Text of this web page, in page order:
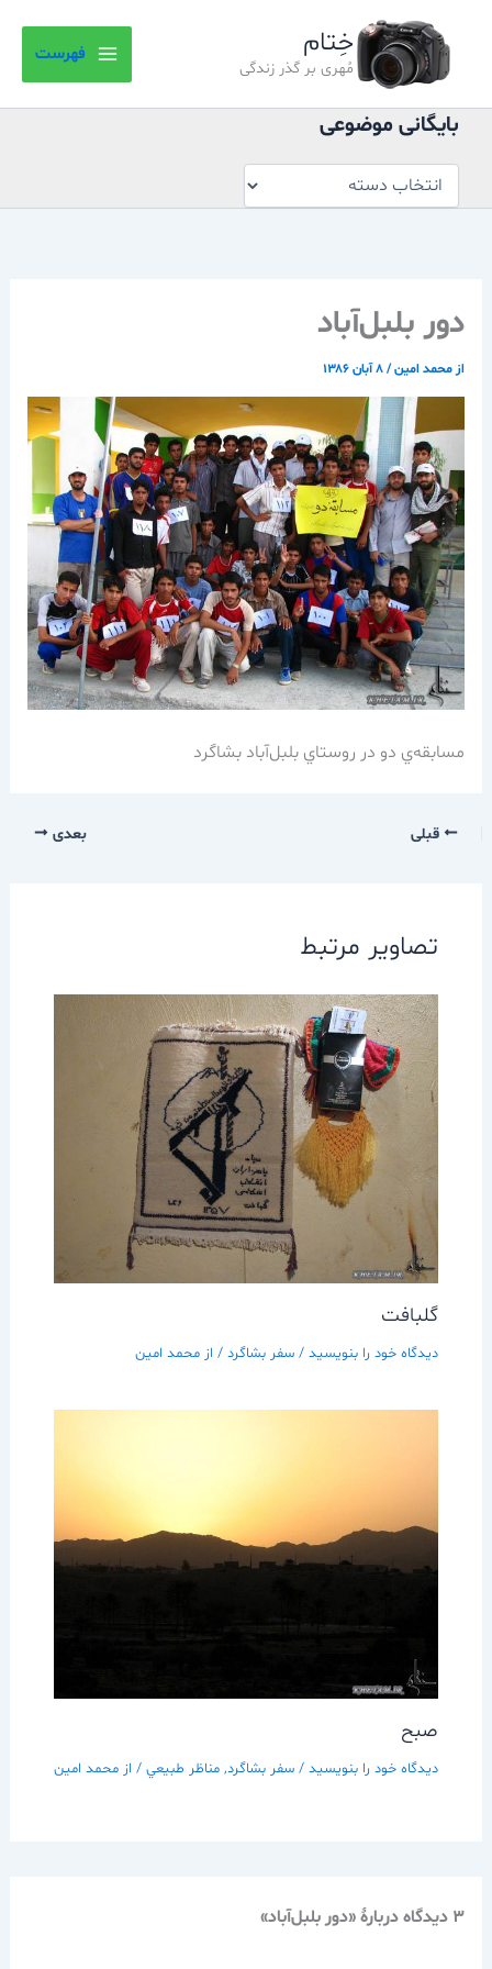
خِتام
مُهری بر گذر زندگی
فهرست
بایگانی موضوعی
موضوعی
دور بلبل‌آباد
از محمد امین/۸ آبان ۱۳۸۶
مسابقه‌ي دو در روستاي بلبل‌آباد بشاگرد
قبلی بعدی
تصاویر مرتبط
گلبافت
دیدگاه‌ خود را بنویسید / سفر بشاگرد/ از محمد امین
صبح
دیدگاه‌ خود را بنویسید / سفر بشاگرد, مناظر طبيعي/ از محمد امین
3 دیدگاه دربارهٔ «دور بلبل‌آباد»